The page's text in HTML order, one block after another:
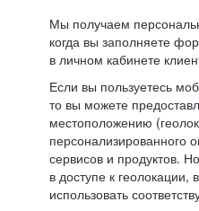
Мы получаем
когда вы заполняете
в личном кабинете
Если вы пользуетесь
то вы можете
местоположению
персонализированного
сервисов и продуктов.
в доступе к
использовать